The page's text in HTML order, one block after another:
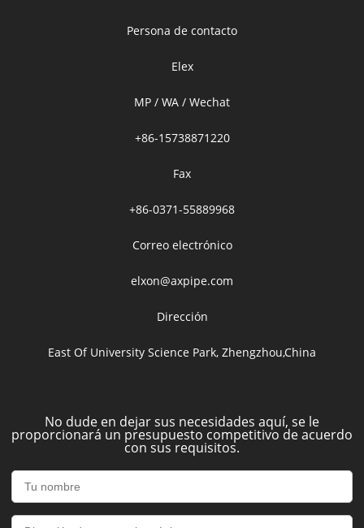
Persona de contacto
Elex
MP / WA / Wechat
+86-15738871220
Fax
+86-0371-55889968
Correo electrónico
elxon@axpipe.com
Dirección
East Of University Science Park, Zhengzhou,China
No dude en dejar sus necesidades aquí, se le
proporcionará un presupuesto competitivo de acuerdo
con sus requisitos.